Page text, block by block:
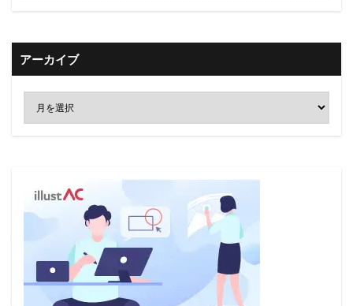
アーカイブ